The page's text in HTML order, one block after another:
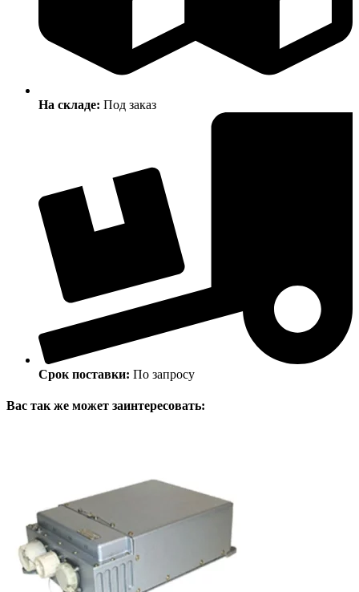
На складе: Под заказ
Срок поставки: По запросу
Вас так же может заинтересовать: